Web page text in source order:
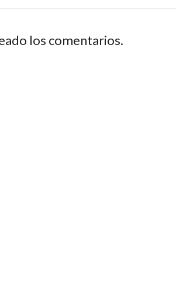
los comentarios.